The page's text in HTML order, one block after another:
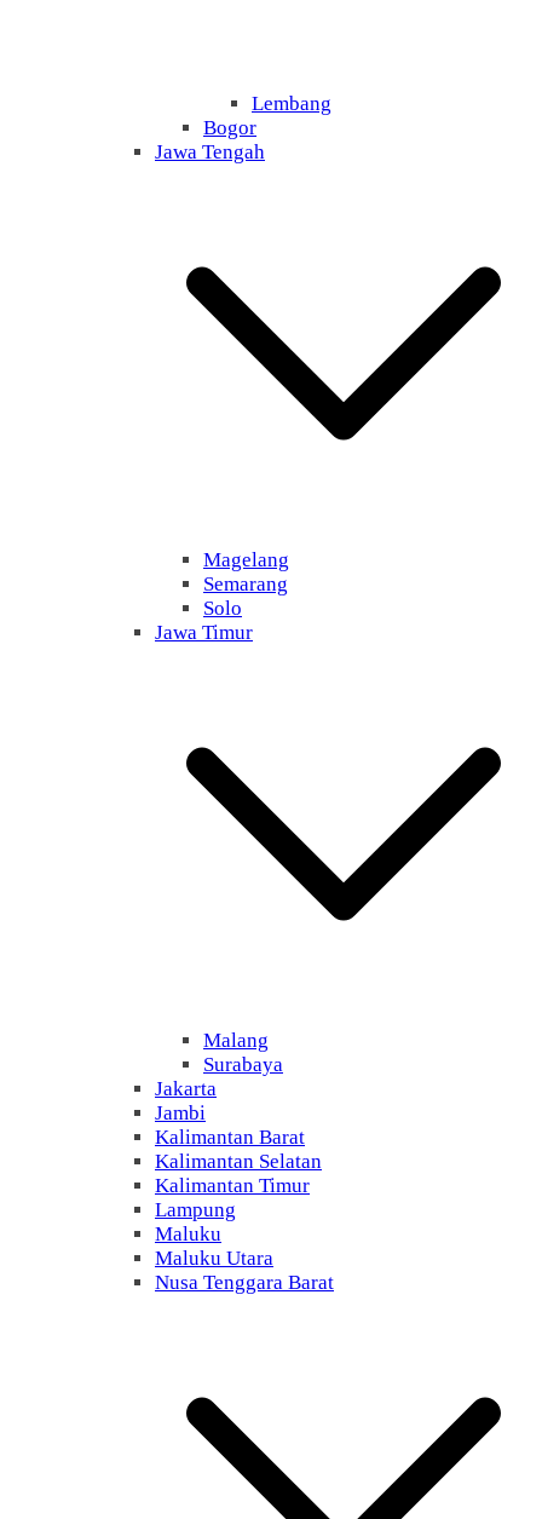
Lembang
Bogor
Jawa Tengah
Magelang
Semarang
Solo
Jawa Timur
Malang
Surabaya
Jakarta
Jambi
Kalimantan Barat
Kalimantan Selatan
Kalimantan Timur
Lampung
Maluku
Maluku Utara
Nusa Tenggara Barat